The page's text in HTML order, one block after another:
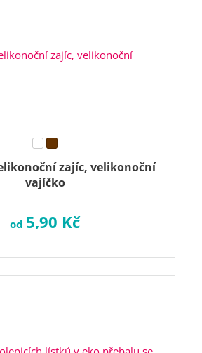
zajíc, velikonoční
vajíčko
od 5,90 Kč